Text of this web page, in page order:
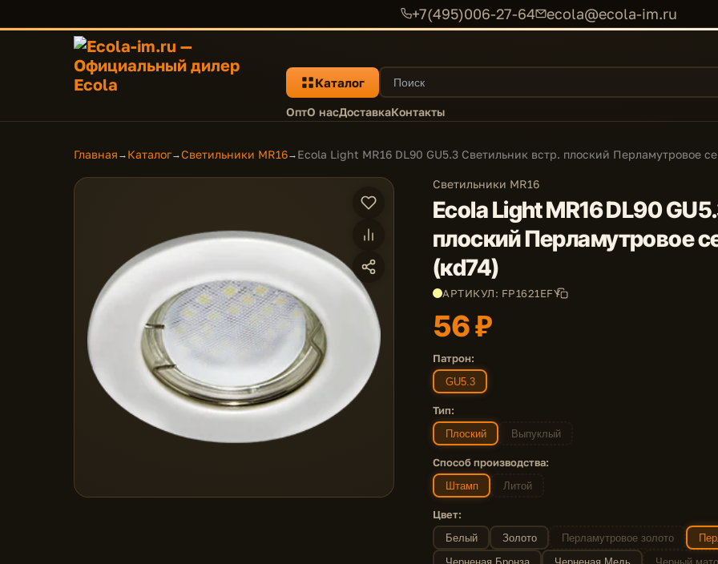
+7(495)006-27-64 ecola@ecola-im.ru
Каталог
ОптО насДоставкаКонтакты
Главная → Каталог→Светильники MR16→ Ecola Light MR16 DL90 GU5.3 Светильник встр. плоский Перламутровое
Светильники MR16
Ecola Light MR16 DL90
плоский Перламутровое
(кd74)
АРТИКУЛ: FP1621EFY
56 ₽
Патрон:
GU5.3
Тип:
Плоский Выпуклый
Способ производства:
Штамп Литой
Цвет:
Белый Золото Перламутровое золото
Черненая Бронза
Черненая Медь Черный